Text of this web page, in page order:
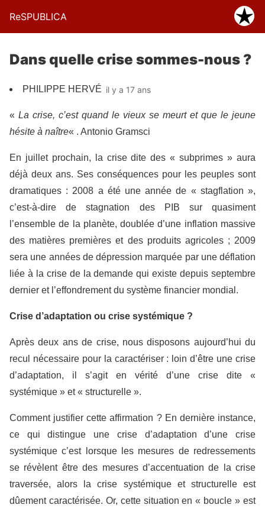
ReSPUBLICA
Dans quelle crise sommes-nous ?
PHILIPPE HERVÉ il y a 17 ans
« La crise, c’est quand le vieux se meurt et que le jeune
hésite à naître« . Antonio Gramsci
En juillet prochain, la crise dite des « subprimes » aura
déjà deux ans. Ses conséquences pour les peuples sont
dramatiques : 2008 a été une année de « stagflation »,
c’est-à-dire de stagnation des PIB sur quasiment
l’ensemble de la planète, doublée d’une inflation massive
des matières premières et des produits agricoles ; 2009
sera une années de dépression marquée par une déflation
liée à la crise de la demande qui existe depuis septembre
dernier et l’effondrement du système financier mondial.
Crise d’adaptation ou crise systémique ?
Après deux ans de crise, nous disposons aujourd’hui du
recul nécessaire pour la caractériser : loin d’être une crise
d’adaptation, il s’agit en vérité d’une crise dite «
systémique » et « structurelle ».
Comment justifier cette affirmation ? En dernière instance,
ce qui distingue une crise d’adaptation d’une crise
systémique c’est lorsque les mesures de redressements
se révèlent être des mesures d’accentuation de la crise
traversée, alors la crise systémique et structurelle est
dûement caractérisée. Or, cette situation en « boucle » est